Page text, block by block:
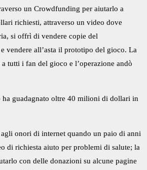
un Crowdfunding per aiutarlo a
richiesti, attraverso un video dove
si offrì di vendere copie del
vendere all’asta il prototipo del gioco. La
tutti i fan del gioco e l’operazione andò
ha guadagnato oltre 40 milioni di dollari in
onori di internet quando un paio di anni
di richiesta aiuto per problemi di salute; la
con delle donazioni su alcune pagine